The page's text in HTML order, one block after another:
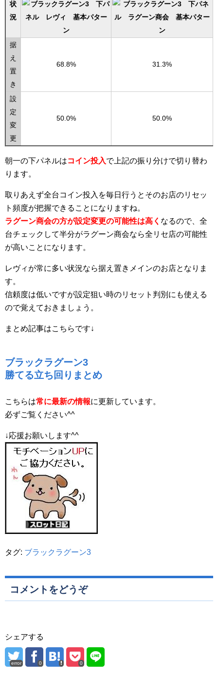
状
況
据
え
置
き
68.8% 31.3%
設
定
変
更
50.0% 50.0%
朝一の下パネルはコイン投入で上記の振り分けで切り替わ
ります。
取りあえず全台コイン投入を毎日行うとそのお店のリセッ
ト頻度が把握できることになりますね。
ラグーン商会の方が設定変更の可能性は高く なるので、全
台チェックして半分がラグーン商会なら全リセ店の可能性
が高いことになります。
レヴィが常に多い状況なら据え置きメインのお店となりま
す。
信頼度は低いですが設定狙い時のリセット判別にも使える
ので覚えておきましょう。
まとめ記事はこちらです↓
ブラックラグーン3
勝てる立ち回りまとめ
こちらは常に最新の情報に更新しています。
必ずご覧ください^^
↓応援お願いします^^
タグ: ブラックラグーン3
コメントをどうぞ
シェアする
error 0 0